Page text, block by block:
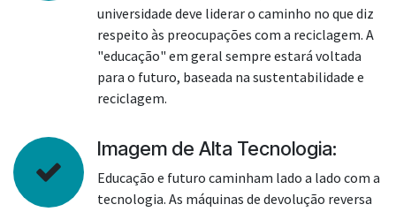
universidade deve liderar o caminho no que diz
respeito às preocupações com a reciclagem. A
"educação" em geral sempre estará voltada
para o futuro, baseada na sustentabilidade e
reciclagem.
Imagem de Alta Tecnologia:
Educação e futuro caminham lado a lado com a
tecnologia. As máquinas de devolução reversa